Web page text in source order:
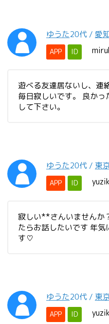
ゆうた20代 / 愛
APP ID
遊べる友達居ないし、連
毎日寂しいです。 良かっ
して下さい。
ゆうた20代 / 東
APP ID
寂しい**さんいませんか
たらお話したいです 年
す♡
ゆうた20代 / 東
APP ID